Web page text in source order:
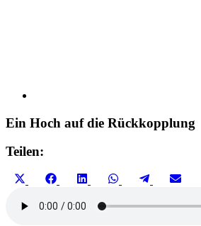
Ein Hoch auf die Rückkopplung
Teilen:
Share
Share
FacebookShare
LinkedInShare
WhatsAppShare
TelegramShare